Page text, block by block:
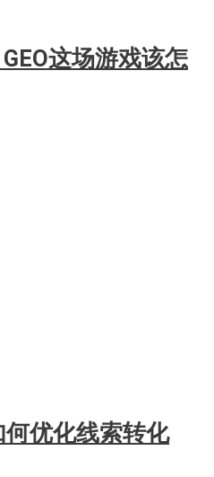
这场游戏该怎
优化线索转化